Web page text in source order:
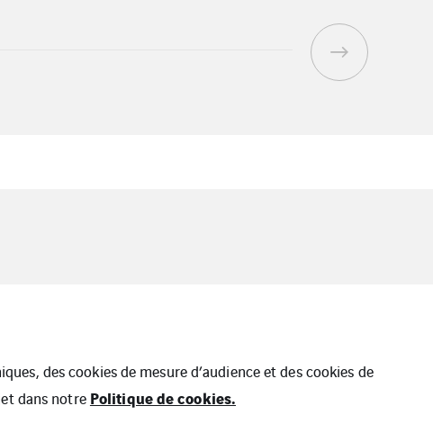
des cookies de mesure d’audience et des cookies de
dans notre Politique de cookies.